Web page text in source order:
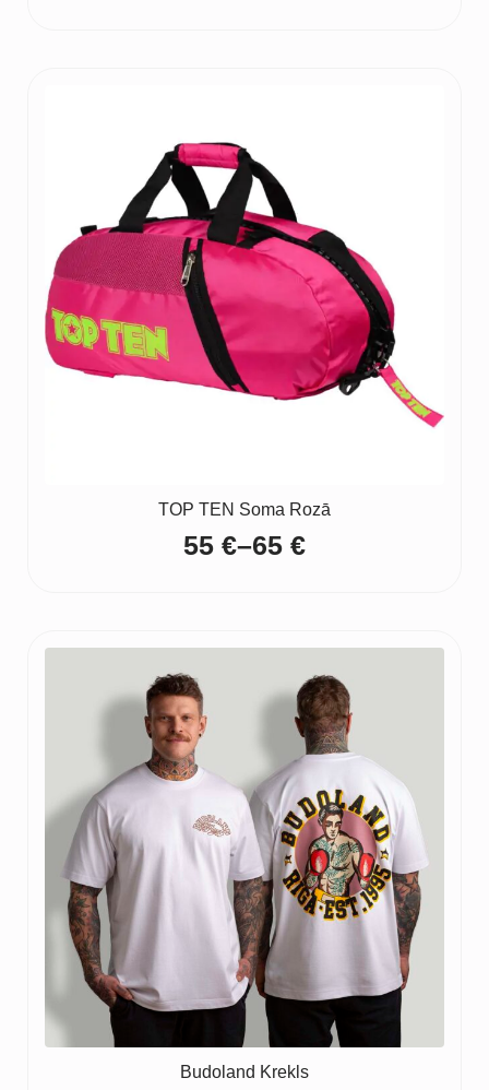
TOP TEN Soma Rozā
55 €–65 €
Price
through
65 €
Budoland Krekls